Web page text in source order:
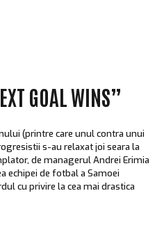
GOAL WINS”
(printre care unul contra unui
s-au relaxat joi seara la
de managerul Andrei Erimia
echipei de fotbal a Samoei
cu privire la cea mai drastica